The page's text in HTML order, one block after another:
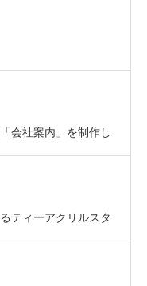
会社案内」を制作し
ティーアクリルスタ